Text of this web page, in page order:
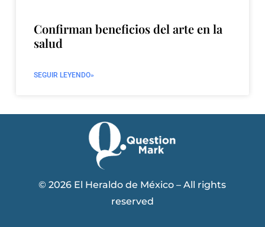
Confirman beneficios del arte en la
salud
SEGUIR LEYENDO»
© 2026 El Heraldo de México – All rights
reserved